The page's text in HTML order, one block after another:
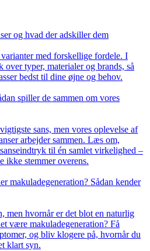
og hvad der adskiller dem
med forskellige fordele. I
typer, materialer og brands, så
bedst til dine øjne og behov.
spiller de sammen om vores
sans, men vores oplevelse af
arbejder sammen. Læs om,
til én samlet virkelighed –
ikke stemmer overens.
makuladegeneration? Sådan kender
men hvornår er det blot en naturlig
være makuladegeneration? Få
og bliv klogere på, hvornår du
klart syn.